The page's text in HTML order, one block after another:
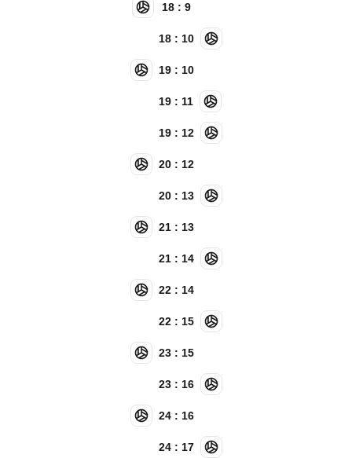
18 : 9
18 : 10
19 : 10
19 : 11
19 : 12
20 : 12
20 : 13
21 : 13
21 : 14
22 : 14
22 : 15
23 : 15
23 : 16
24 : 16
24 : 17